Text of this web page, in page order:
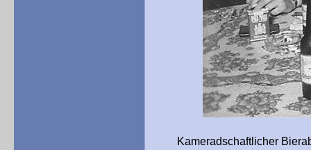
Kameradschaftlicher